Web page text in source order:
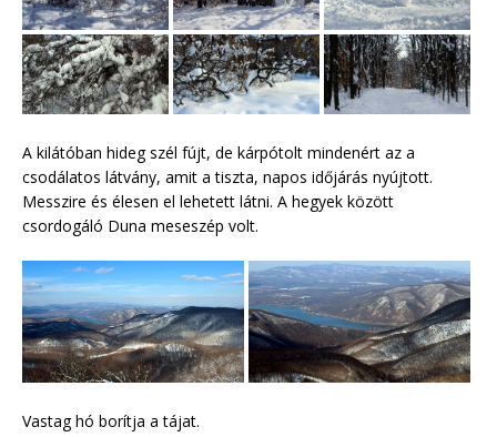
A kilátóban hideg szél fújt, de kárpótolt mindenért az a
csodálatos látvány, amit a tiszta, napos időjárás nyújtott.
Messzire és élesen el lehetett látni. A hegyek között
csordogáló Duna meseszép volt.
Vastag hó borítja a tájat.